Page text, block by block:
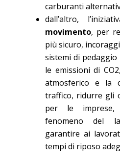
carburanti
dall’altro,
movimento, per
più sicuro,
sistemi di
le emissioni di
atmosferico e la
traffico, ridurre gli
per le imprese,
fenomeno del
garantire ai
tempi di riposo